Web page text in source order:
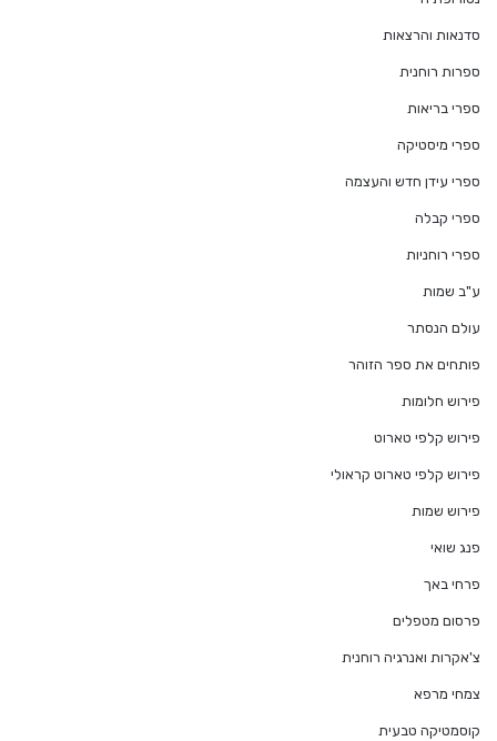
סדנאות והרצאות
ספרות רוחנית
ספרי בריאות
ספרי מיסטיקה
ספרי עידן חדש והעצמה
ספרי קבלה
ספרי רוחניות
ע"ב שמות
עולם הנסתר
פותחים את ספר הזוהר
פירוש חלומות
פירוש קלפי טארוט
פירוש קלפי טארוט קראולי
פירוש שמות
פנג שואי
פרחי באך
פרסום מטפלים
צ'אקרות ואנרגיה רוחנית
צמחי מרפא
קוסמטיקה טבעית